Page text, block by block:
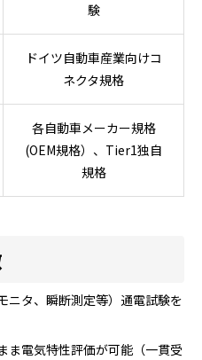
験
ドイツ自動車産業向けコ
ネクタ規格
各自動車メーカー規格
(OEM規格）、Tier1独自
規格
ニタ、瞬断測定等）通電試験を
ま電気特性評価が可能（一貫受